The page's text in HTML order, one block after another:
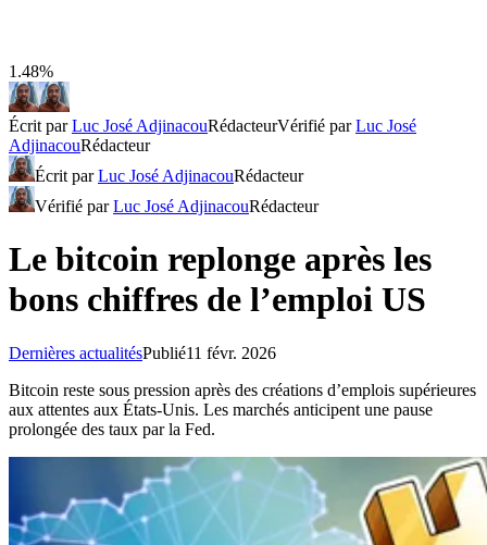
1.48%
Écrit parLuc José AdjinacouRédacteurVérifié parLuc José
AdjinacouRédacteur
Écrit parLuc José AdjinacouRédacteur
Vérifié parLuc José AdjinacouRédacteur
Le bitcoin replonge après les
bons chiffres de l’emploi US
Dernières actualitésPublié11 févr. 2026
Bitcoin reste sous pression après des créations d’emplois supérieures
aux attentes aux États-Unis. Les marchés anticipent une pause
prolongée des taux par la Fed.